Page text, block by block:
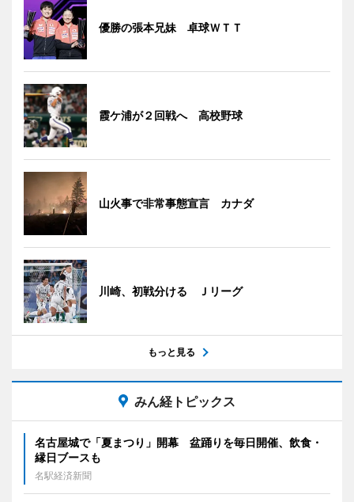
優勝の張本兄妹 卓球ＷＴＴ
霞ケ浦が２回戦へ 高校野球
山火事で非常事態宣言 カナダ
川崎、初戦分ける Ｊリーグ
もっと見る
みん経トピックス
名古屋城で「夏まつり」開幕 盆踊りを毎日開催、飲食・
縁日ブースも
名駅経済新聞